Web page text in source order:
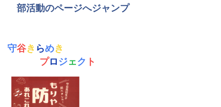
部活動のページへジャンプ
守谷き らめき
プロジェク ト